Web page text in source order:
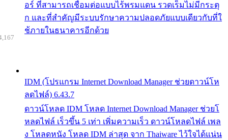
อร์ ที่สามารถเชื่อมต่อแบบไร้พรมแดน รวดเร็มไม่มีกระตุ
ก และที่สำคัญมีระบบรักษาความปลอดภัยแบบเดียวกับที่ใ
ช้ภายในธนาคารอีกด้วย
IDM (โปรแกรม Internet Download Manager ช่วยดาวน์โห
ลดไฟล์) 6.43.7
ดาวน์โหลด IDM โหลด Internet Download Manager ช่วยโ
หลดไฟล์ เร็วขึ้น 5 เท่า เพิ่มความเร็ว ดาวน์โหลดไฟล์ เพล
ง โหลดหนัง โหลด IDM ล่าสุด จาก Thaiware ไว้ใจได้แน่น